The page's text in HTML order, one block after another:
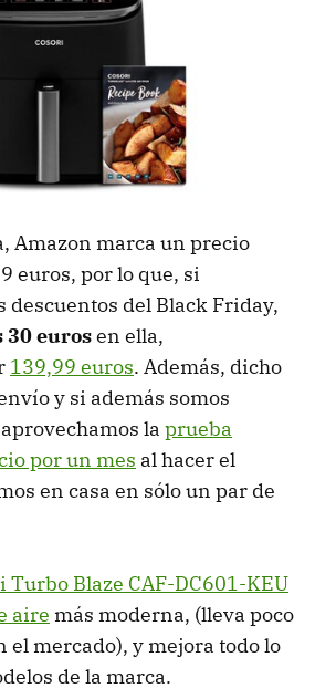
Amazon marca un precio
euros, por lo que, si
descuentos del Black Friday,
30 eurosen ella,
139,99 euros. Además, dicho
y si además somos
la prueba
por un mes al hacer el
en casa en sólo un par de
Turbo Blaze CAF-DC601-KEU
aire más moderna, (lleva poco
el mercado), y mejora todo lo
de la marca.